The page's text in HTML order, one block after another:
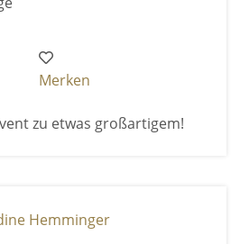
Merken
zu etwas großartigem!